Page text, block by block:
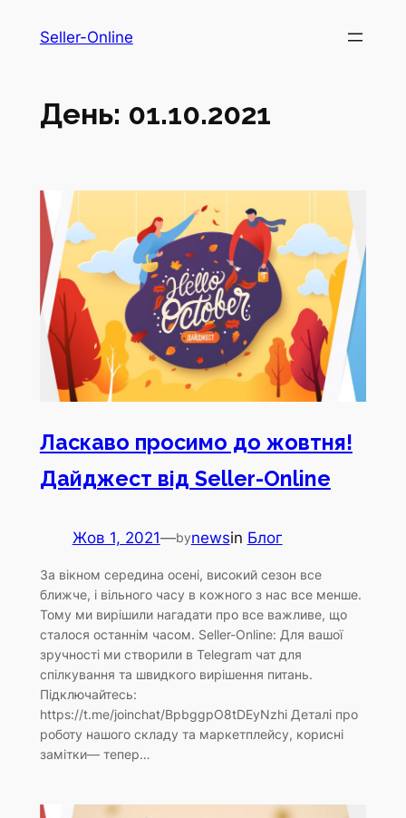
Seller-Online
День: 01.10.2021
Ласкаво просимо до жовтня!
Дайджест від Seller-Online
Жов 1, 2021—bynewsin Блог
За вікном середина осені, високий сезон все
ближче, і вільного часу в кожного з нас все менше.
Тому ми вирішили нагадати про все важливе, що
сталося останнім часом. Seller-Online: Для вашої
зручності ми створили в Telegram чат для
спілкування та швидкого вирішення питань.
Підключайтесь:
https://t.me/joinchat/BpbggpO8tDEyNzhi Деталі про
роботу нашого складу та маркетплейсу, корисні
замітки— тепер…